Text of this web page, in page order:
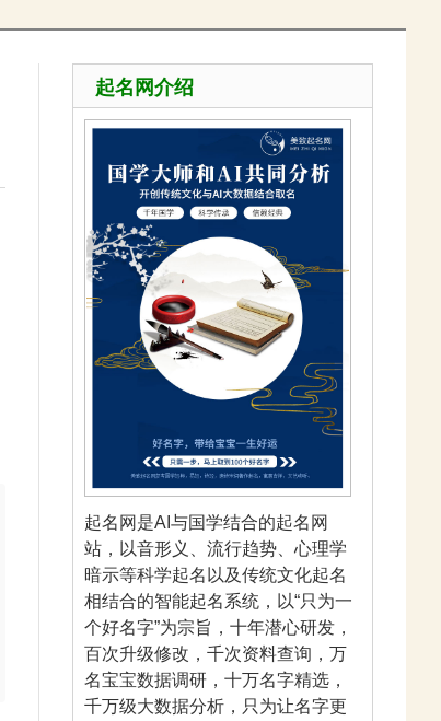
起名网介绍
起名网是AI与国学结合的起名网
站，以音形义、流行趋势、心理学
暗示等科学起名以及传统文化起名
相结合的智能起名系统，以“只为一
个好名字”为宗旨，十年潜心研发，
百次升级修改，千次资料查询，万
名宝宝数据调研，十万名字精选，
千万级大数据分析，只为让名字更